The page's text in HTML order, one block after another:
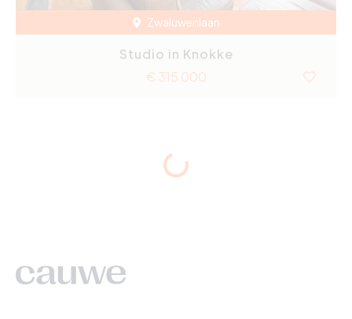
Zwaluwenlaan
Studio in Knokke
€ 315 000